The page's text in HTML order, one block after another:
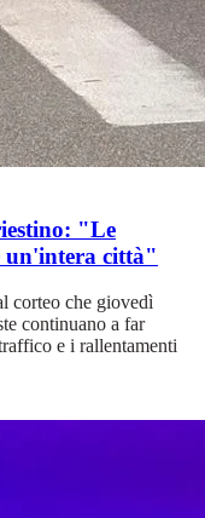
"Le
un'intera città"
corteo che giovedì
continuano a far
e i rallentamenti